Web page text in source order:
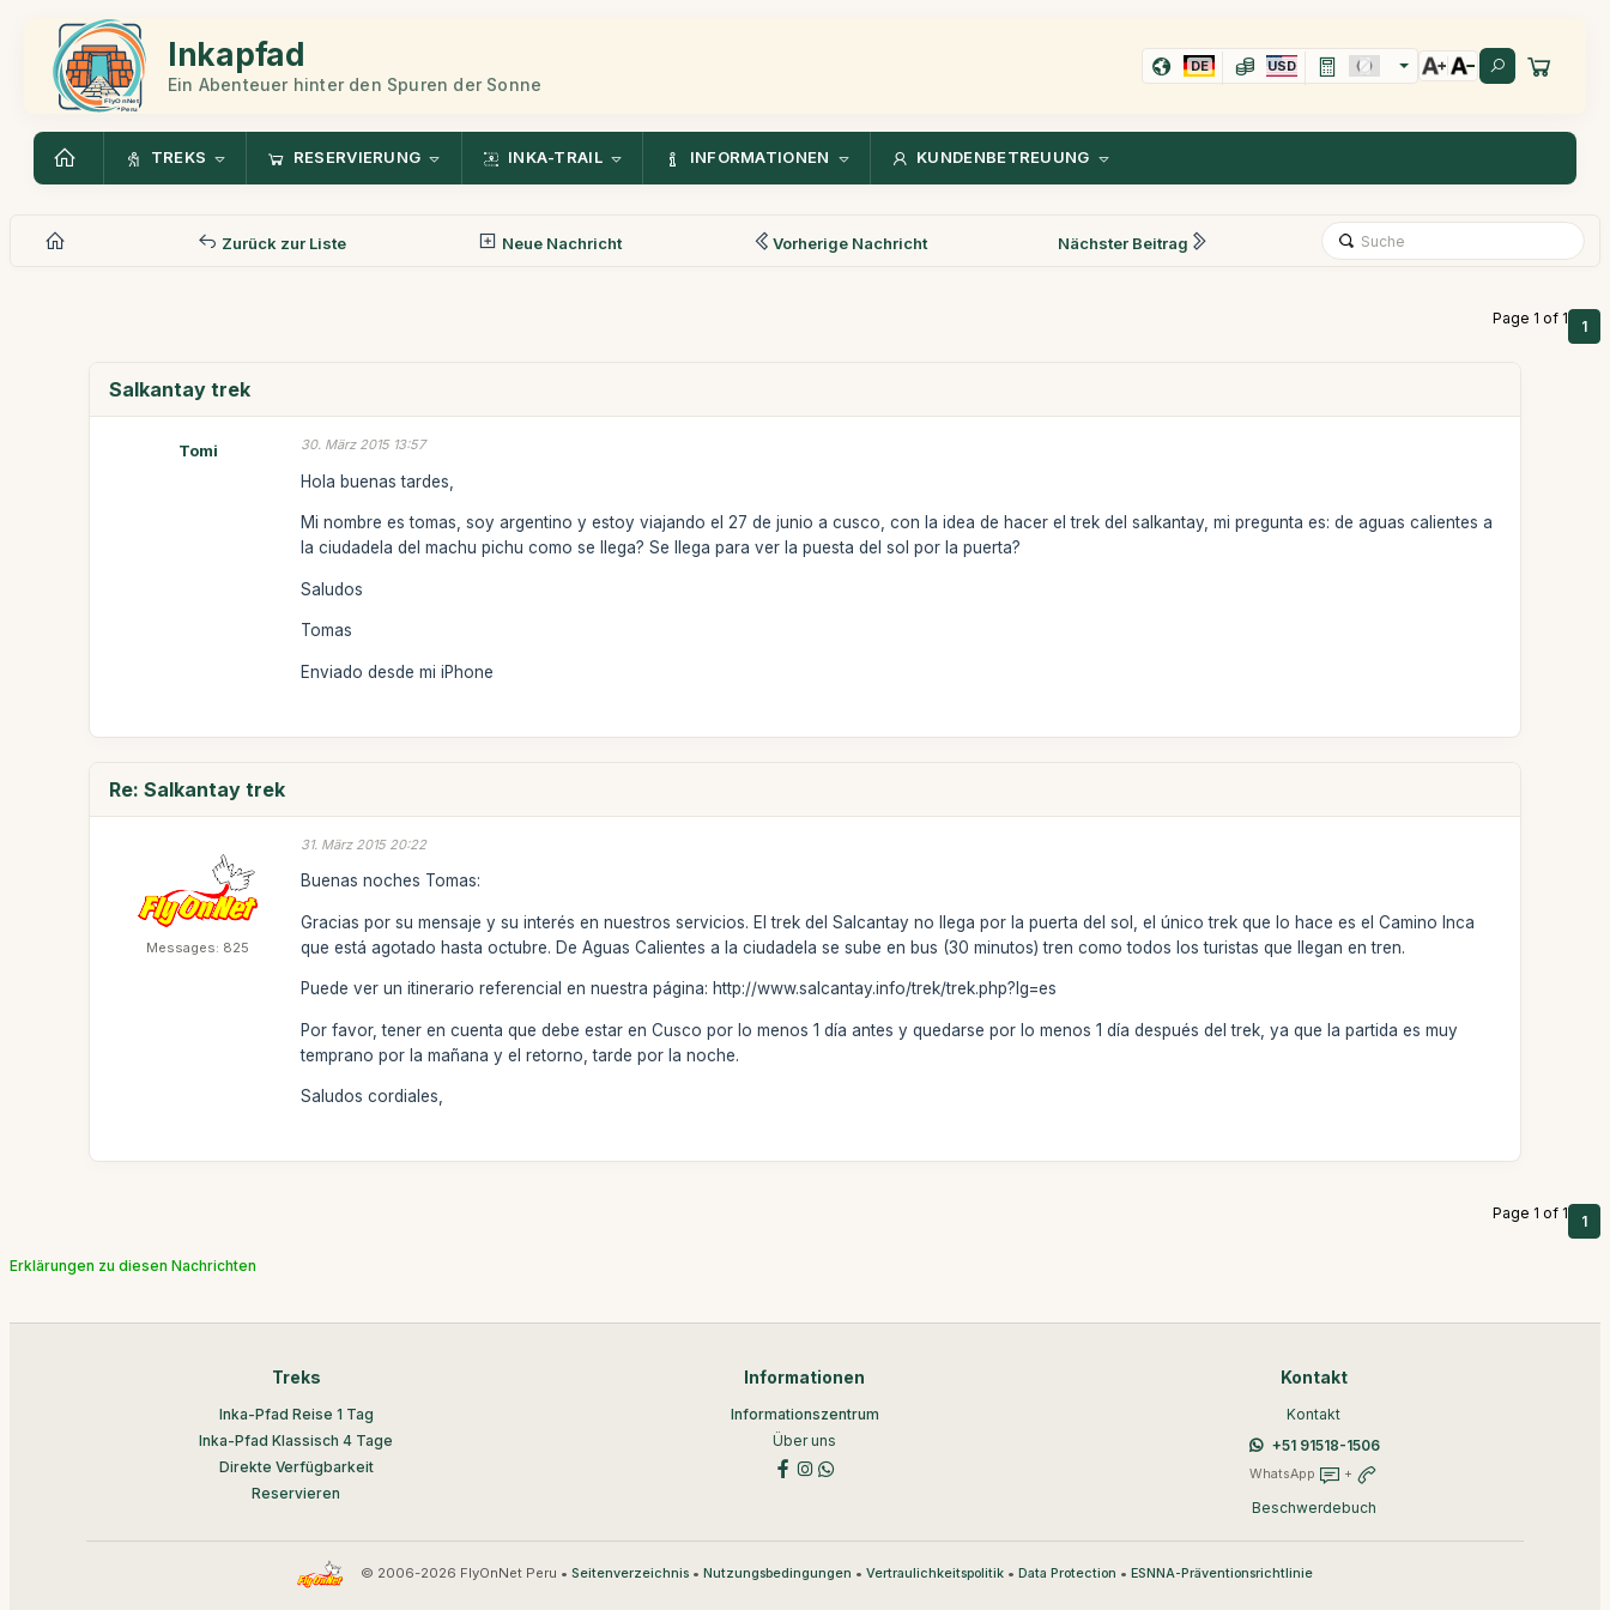
Inkapfad
Ein Abenteuer hinter den Spuren der Sonne
DE USD
TREKS RESERVIERUNG INKA-TRAIL INFORMATIONEN KUNDENBETREUUNG
Zurück zur Liste Neue Nachricht Vorherige Nachricht Nächster Beitrag
Page 1 of 1 1
Salkantay trek
Tomi 30. März 2015 13:57
Hola buenas tardes,
Mi nombre es tomas, soy argentino y estoy viajando el 27 de junio a cusco, con la idea de hacer el trek del salkantay, mi pregunta es: de aguas calientes a
la ciudadela del machu pichu como se llega? Se llega para ver la puesta del sol por la puerta?
Saludos
Tomas
Enviado desde mi iPhone
Re: Salkantay trek
Messages: 825
31. März 2015 20:22
Buenas noches Tomas:
Gracias por su mensaje y su interés en nuestros servicios. El trek del Salcantay no llega por la puerta del sol, el único trek que lo hace es el Camino Inca
que está agotado hasta octubre. De Aguas Calientes a la ciudadela se sube en bus (30 minutos) tren como todos los turistas que llegan en tren.
Puede ver un itinerario referencial en nuestra página: http://www.salcantay.info/trek/trek.php?lg=es
Por favor, tener en cuenta que debe estar en Cusco por lo menos 1 día antes y quedarse por lo menos 1 día después del trek, ya que la partida es muy
temprano por la mañana y el retorno, tarde por la noche.
Saludos cordiales,
Page 1 of 1 1
Erklärungen zu diesen Nachrichten
Treks
Inka-Pfad Reise 1 Tag
Inka-Pfad Klassisch 4 Tage
Direkte Verfügbarkeit
Reservieren
Informationen
Informationszentrum
Über uns
Kontakt
Kontakt
+51 91518-1506
WhatsApp +
Beschwerdebuch
© 2006-2026 FlyOnNet Peru • Seitenverzeichnis• Nutzungsbedingungen • Vertraulichkeitspolitik• Data Protection • ESNNA-Präventionsrichtlinie